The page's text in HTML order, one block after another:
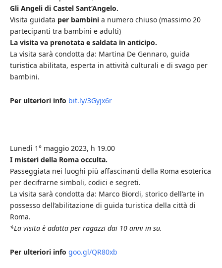
Gli Angeli di Castel Sant’Angelo.
Visita guidata per bambini a numero chiuso (massimo 20
partecipanti tra bambini e adulti)
La visita va prenotata e saldata in anticipo.
La visita sarà condotta da: Martina De Gennaro, guida
turistica abilitata, esperta in attività culturali e di svago per
bambini.
Per ulteriori info bit.ly/3Gyjx6r
Lunedì 1° maggio 2023, h 19.00
I misteri della Roma occulta.
Passeggiata nei luoghi più affascinanti della Roma esoterica
per decifrarne simboli, codici e segreti.
La visita sarà condotta da: Marco Biordi, storico dell’arte in
possesso dell’abilitazione di guida turistica della città di
Roma.
*La visita è adatta per ragazzi dai 10 anni in su.
Per ulteriori info goo.gl/QR80xb